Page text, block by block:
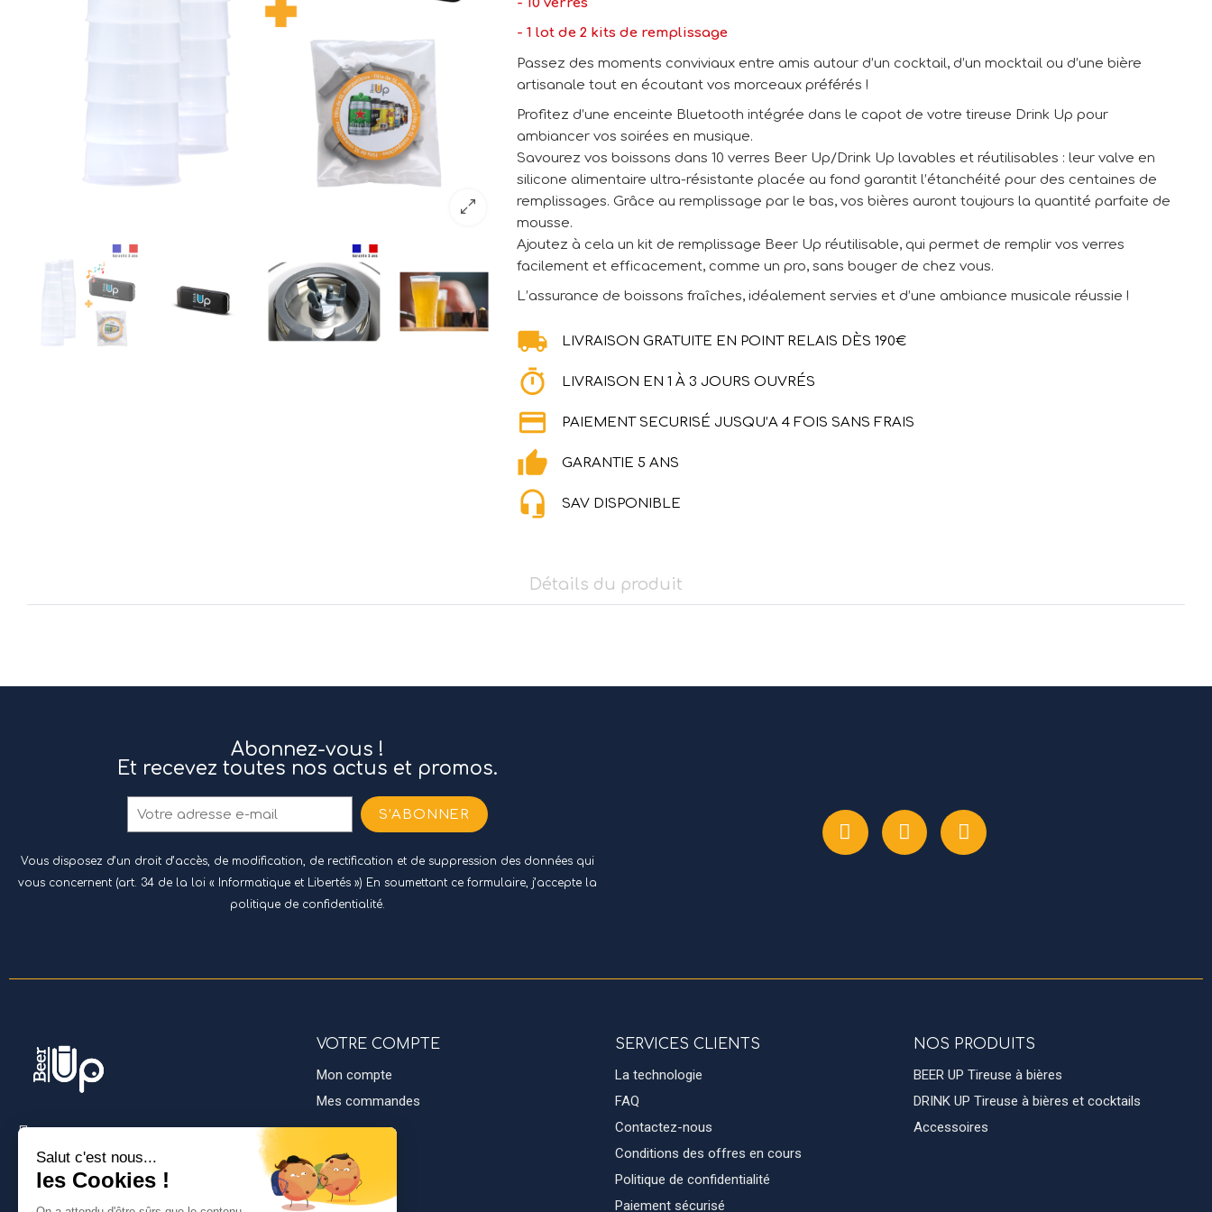
- 1 lot de 2 kits de remplissage
Passez des moments conviviaux entre amis autour d’un cocktail, d’un mocktail ou d’une bière
artisanale tout en écoutant vos morceaux préférés !
Profitez d’une enceinte Bluetooth intégrée dans le capot de votre tireuse Drink Up pour
ambiancer vos soirées en musique.
Savourez vos boissons dans 10 verres Beer Up/Drink Up lavables et réutilisables : leur valve en
silicone alimentaire ultra-résistante placée au fond garantit l’étanchéité pour des centaines de
remplissages. Grâce au remplissage par le bas, vos bières auront toujours la quantité parfaite de
mousse.
Ajoutez à cela un kit de remplissage Beer Up réutilisable, qui permet de remplir vos verres
facilement et efficacement, comme un pro, sans bouger de chez vous.
L’assurance de boissons fraîches, idéalement servies et d’une ambiance musicale réussie !
LIVRAISON GRATUITE EN POINT RELAIS DÈS 190€
LIVRAISON EN 1 À 3 JOURS OUVRÉS
PAIEMENT SECURISÉ JUSQU’A 4 FOIS SANS FRAIS
GARANTIE 5 ANS
SAV DISPONIBLE
Détails du produit
Abonnez-vous !
Et recevez toutes nos actus et promos.
S’ABONNER
Vous disposez d’un droit d’accès, de modification, de rectification et de suppression des données qui
vous concernent (art. 34 de la loi « Informatique et Libertés ») En soumettant ce formulaire, j’accepte la
politique de confidentialité.
1122 Av. du 19 Mars 1962,
40990 Saint-Vincent-de-Paul
VOTRE COMPTE
Mon compte
Mes commandes
SERVICES CLIENTS
La technologie
FAQ
Contactez-nous
Conditions des offres en cours
Politique de confidentialité
Paiement sécurisé
NOS PRODUITS
BEER UP Tireuse à bières
DRINK UP Tireuse à bières et cocktails
Accessoires